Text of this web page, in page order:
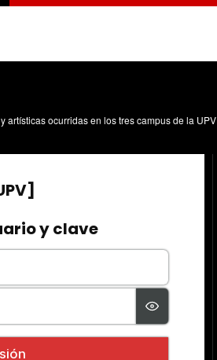
ocurridas en los tres campus de la UPV